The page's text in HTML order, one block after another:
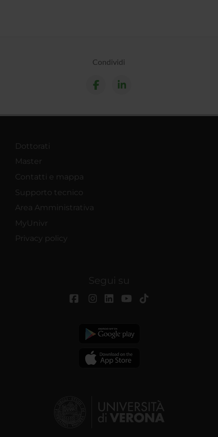
Condividi
Dottorati
Master
Contatti e mappa
Supporto tecnico
Area Amministrativa
MyUnivr
Privacy policy
Segui su